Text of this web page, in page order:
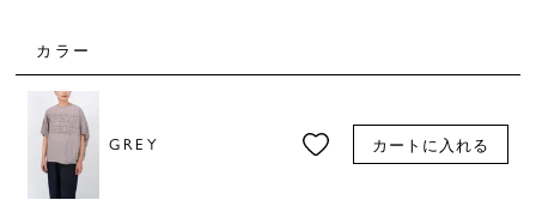
カラー
GREY カートに入れる